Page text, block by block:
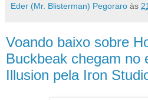
Eder (Mr. Blisterman) Pegoraro às
Voando baixo sobre
Buckbeak chegam no
Illusion pela Iron